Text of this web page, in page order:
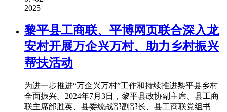
2025
黎平县工商联、平博网页联合深入龙
安村开展万企兴万村、助力乡村振兴
帮扶活动
为进一步推进“万企兴万村”工作和持续推进黎平县乡村
全面振兴。2024年7月3日，黎平县政协副主席、县工商
联主席邰胜英、县委统战部副部长、县工商联党组书